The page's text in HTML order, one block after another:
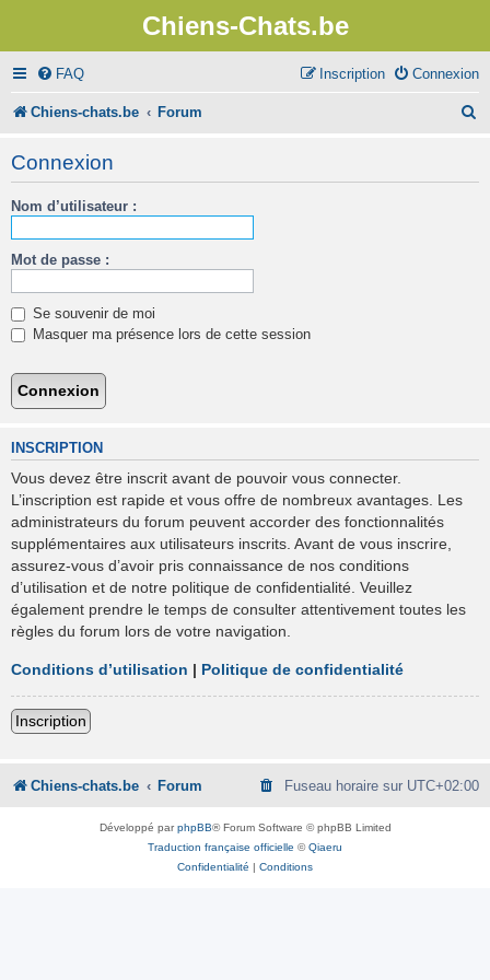
Chiens-Chats.be
FAQ Connexion
Inscription
Chiens-chats.be Forum
Connexion
Nom d’utilisateur :
Mot de passe :
Se souvenir de moi
Masquer ma présence lors de cette session
INSCRIPTION
Vous devez être inscrit avant de pouvoir vous connecter.
L’inscription est rapide et vous offre de nombreux avantages. Les
administrateurs du forum peuvent accorder des fonctionnalités
supplémentaires aux utilisateurs inscrits. Avant de vous inscrire,
assurez-vous d’avoir pris connaissance de nos conditions
d’utilisation et de notre politique de confidentialité. Veuillez
également prendre le temps de consulter attentivement toutes les
règles du forum lors de votre navigation.
Conditions d’utilisation | Politique de confidentialité
Inscription
Chiens-chats.be Forum Fuseau horaire sur UTC+02:00
Développé parphpBB® Forum Software © phpBB Limited
Traduction française officielle ©Qiaeru
Confidentialité | Conditions